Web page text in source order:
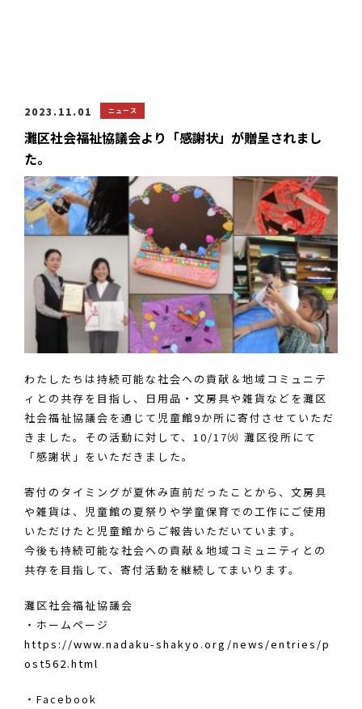
2023.11.01 ニュース
灘区社会福祉協議会より「感謝状」が贈呈されまし
た。
わたしたちは持続可能な社会への貢献＆地域コミュニテ
ィとの共存を目指し、日用品・文房具や雑貨などを灘区
社会福祉協議会を通じて児童館9か所に寄付させていただ
きました。その活動に対して、10/17㈫ 灘区役所にて
「感謝状」をいただきました。
寄付のタイミングが夏休み直前だったことから、文房具
や雑貨は、児童館の夏祭りや学童保育での工作にご使用
いただけたと児童館からご報告いただいています。
今後も持続可能な社会への貢献＆地域コミュニティとの
共存を目指して、寄付活動を継続してまいります。
灘区社会福祉協議会
・ホームページ
https://www.nadaku-shakyo.org/news/entries/p
ost562.html
・Facebook